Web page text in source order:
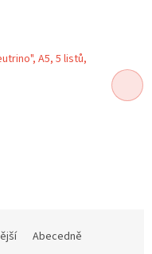
A5, 5 listů,
Abecedně